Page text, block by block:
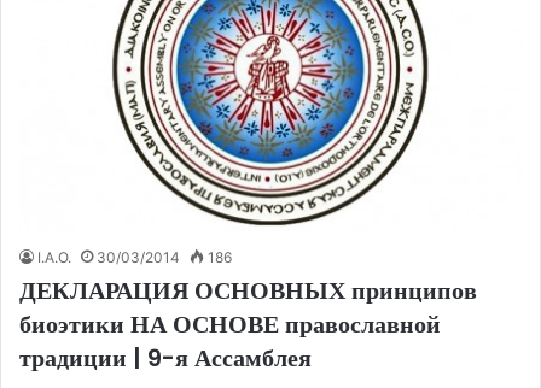
I.A.O. 30/03/2014 186
ДЕКЛАРАЦИЯ ОСНОВНЫХ принципов
биоэтики НА ОСНОВЕ православной
традиции | 9-я Ассамблея